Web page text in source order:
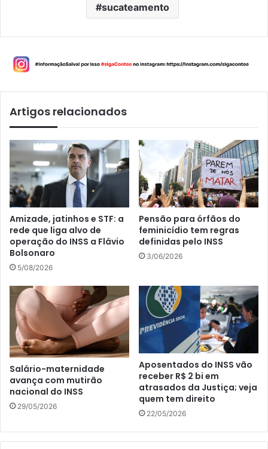
sucateamento
Artigos relacionados
Amizade, jatinhos e STF: a
rede que liga alvo de
operação do INSS a Flávio
Bolsonaro
5/08/2026
Pensão para órfãos do
feminicídio tem regras
definidas pelo INSS
3/06/2026
Salário-maternidade
avança com mutirão
nacional do INSS
29/05/2026
Aposentados do INSS vão
receber R$ 2 bi em
atrasados da Justiça; veja
quem tem direito
22/05/2026